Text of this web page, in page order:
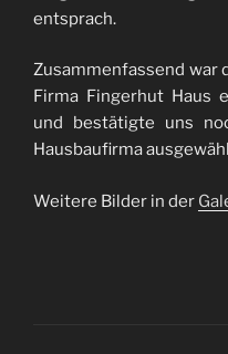
entsprach.
Zusammenfassend war
Firma Fingerhut Haus
und bestätigte uns
Hausbaufirma
Weitere Bilder in der